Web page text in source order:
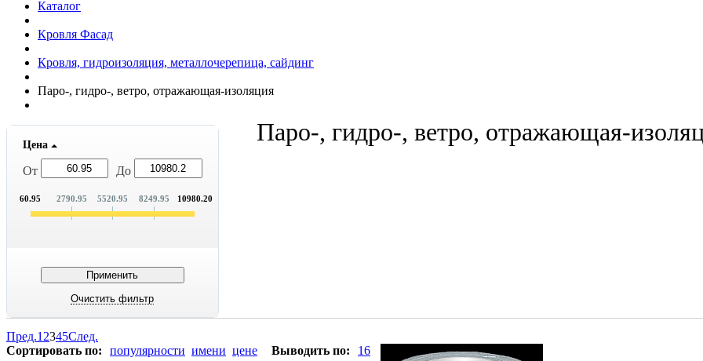
Каталог
Кровля Фасад
Кровля, гидроизоляция, металлочерепица, сайдинг
Паро-, гидро-, ветро, отражающая-изоляция
Цена
От До
60.95 2790.95 5520.95 8249.95 10980.20
Паро-, гидро-, ветро, отражающая-
Пред.1 2345След.
Сортировать по:
популярности имени цене Выводить по: 16